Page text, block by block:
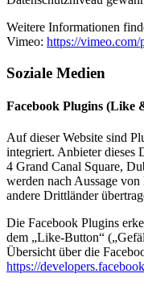
Weitere Informationen
Vimeo: https://vimeo.com/
Soziale Medien
Facebook Plugins (Like
Auf dieser Website sind
integriert. Anbieter dieses
4 Grand Canal Square,
werden nach Aussage
andere Drittländer
Die Facebook Plugins
dem „Like-Button“
Übersicht über die
https://